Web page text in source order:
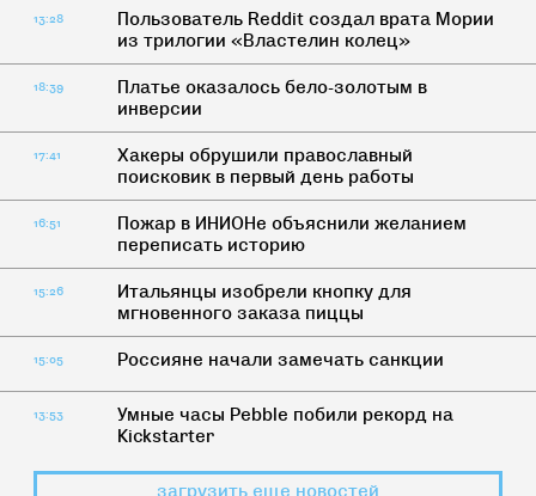
13:28
Пользователь Reddit создал врата Мории
из трилогии «Властелин колец»
18:39
Платье оказалось бело-золотым в
инверсии
17:41
Хакеры обрушили православный
поисковик в первый день работы
16:51
Пожар в ИНИОНе объяснили желанием
переписать историю
15:26
Итальянцы изобрели кнопку для
мгновенного заказа пиццы
15:05 Россияне начали замечать санкции
13:53
Умные часы Pebble побили рекорд на
Kickstarter
загрузить еще новостей